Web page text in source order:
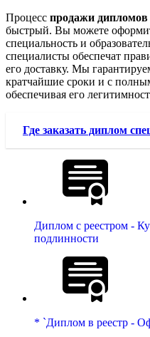
Процесс продажи дипломов
быстрый. Вы можете
специальность и
специалисты обеспечат
его доставку. Мы
кратчайшие сроки и с
обеспечивая его
Где заказать диплом
Диплом с реестром -
подлинности
* `Диплом в реестр -